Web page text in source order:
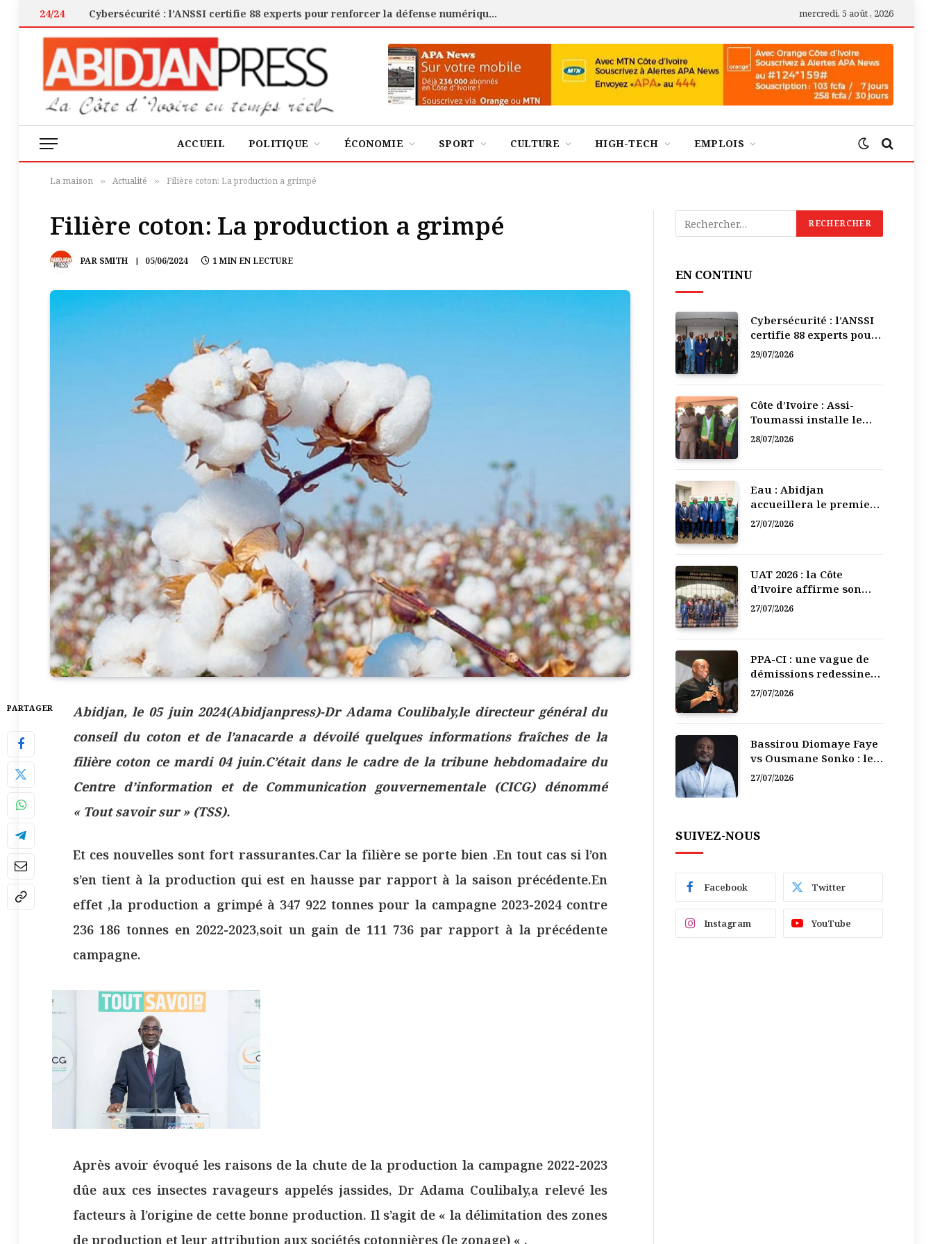
24/24 Cybersécurité : l’ANSSI certifie 88 experts pour renforcer la défense numérique de la Côte d’Ivoire mercredi, 5 août , 2026
ACCUEIL POLITIQUE ÉCONOMIE SPORT CULTURE HIGH-TECH EMPLOIS
La maison » Actualité » Filière coton: La production a grimpé
Filière coton: La production a grimpé
PAR SMITH 05/06/2024 1 MIN EN LECTURE
PARTAGER
Abidjan, le 05 juin 2024(Abidjanpress)-Dr Adama Coulibaly,le directeur général du
conseil du coton et de l’anacarde a dévoilé quelques informations fraîches de la
filière coton ce mardi 04 juin.C’était dans le cadre de la tribune hebdomadaire du
Centre d’information et de Communication gouvernementale (CICG) dénommé
« Tout savoir sur » (TSS).
Et ces nouvelles sont fort rassurantes.Car la filière se porte bien .En tout cas si l’on
s’en tient à la production qui est en hausse par rapport à la saison précédente.En
effet ,la production a grimpé à 347 922 tonnes pour la campagne 2023-2024 contre
236 186 tonnes en 2022-2023,soit un gain de 111 736 par rapport à la précédente
campagne.
Après avoir évoqué les raisons de la chute de la production la campagne 2022-2023
dûe aux ces insectes ravageurs appelés jassides, Dr Adama Coulibaly,a relevé les
facteurs à l’origine de cette bonne production. Il s’agit de « la délimitation des zones
de production et leur attribution aux sociétés cotonnières (le zonage) « .
EN CONTINU
Cybersécurité : l’ANSSI
certifie 88 experts pour
renforcer la défense
29/07/2026
Côte d’Ivoire : Assi-
Toumassi installe le
bureau exécutif de sa
28/07/2026
Eau : Abidjan
accueillera le premier
Forum régional de
27/07/2026
UAT 2026 : la Côte
d’Ivoire affirme son
leadership numérique
27/07/2026
PPA-CI : une vague de
démissions redessine
la recomposition
27/07/2026
Bassirou Diomaye Faye
vs Ousmane Sonko : le
vacarme du pouvoir ne
27/07/2026
SUIVEZ-NOUS
Facebook Twitter
Instagram YouTube